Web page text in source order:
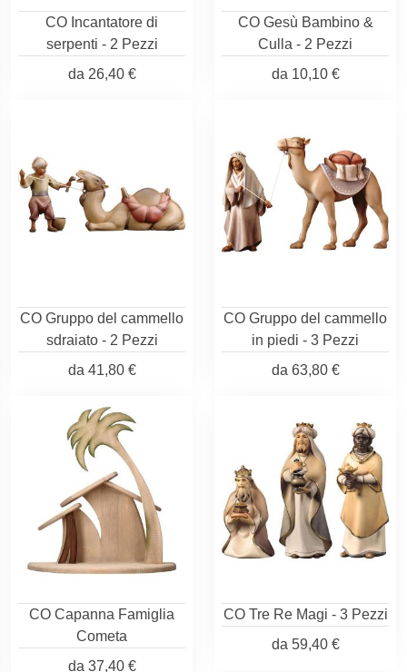
CO Incantatore di
serpenti - 2 Pezzi
da 26,40 €
CO Gesù Bambino &
Culla - 2 Pezzi
da 10,10 €
CO Gruppo del cammello
sdraiato - 2 Pezzi
da 41,80 €
CO Gruppo del cammello
in piedi - 3 Pezzi
da 63,80 €
CO Capanna Famiglia
Cometa
da 37,40 €
CO Tre Re Magi - 3 Pezzi
da 59,40 €